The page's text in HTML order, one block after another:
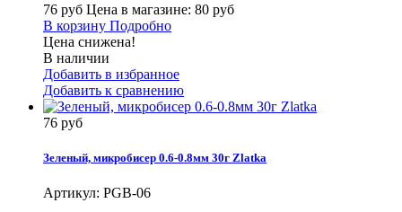
76 руб Цена в магазине: 80 руб
В корзину Подробно
Цена снижена!
В наличии
Добавить в избранное
Добавить к сравнению
76 руб
Зеленый, микробисер 0.6-0.8мм 30г Zlatka
Артикул: PGB-06